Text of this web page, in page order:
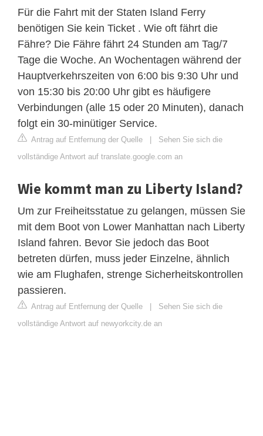
Für die Fahrt mit der Staten Island Ferry
benötigen Sie kein Ticket . Wie oft fährt die
Fähre? Die Fähre fährt 24 Stunden am Tag/7
Tage die Woche. An Wochentagen während der
Hauptverkehrszeiten von 6:00 bis 9:30 Uhr und
von 15:30 bis 20:00 Uhr gibt es häufigere
Verbindungen (alle 15 oder 20 Minuten), danach
folgt ein 30-minütiger Service.
Antrag auf Entfernung der Quelle | Sehen Sie sich die
vollständige Antwort auf translate.google.com an
Wie kommt man zu Liberty Island?
Um zur Freiheitsstatue zu gelangen, müssen Sie
mit dem Boot von Lower Manhattan nach Liberty
Island fahren. Bevor Sie jedoch das Boot
betreten dürfen, muss jeder Einzelne, ähnlich
wie am Flughafen, strenge Sicherheitskontrollen
passieren.
Antrag auf Entfernung der Quelle | Sehen Sie sich die
vollständige Antwort auf newyorkcity.de an